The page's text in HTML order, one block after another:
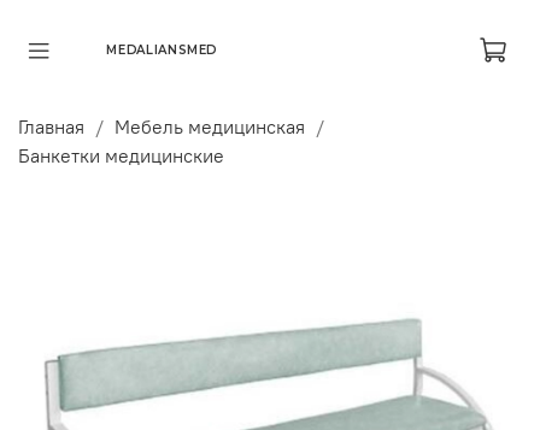
MEDALIANSMED
Главная
Мебель медицинская
Банкетки медицинские